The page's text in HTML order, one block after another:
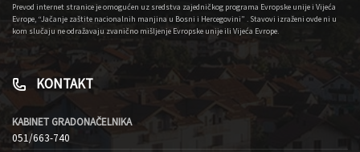
Prevod internet stranice je omogućen uz sredstva zajedničkog programa Evropske unije i Vijeća
Evrope, “Jačanje zaštite nacionalnih manjina u Bosni i Hercegovini” . Stavovi izraženi ovde ni u
kom slučaju ne odražavaju zvanično mišljenje Evropske unije ili Vijeća Evrope.
KONTAKT
KABINET GRADONAČELNIKA
051/663-740